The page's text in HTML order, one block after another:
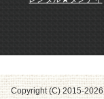
Copyright (C) 2015-2026